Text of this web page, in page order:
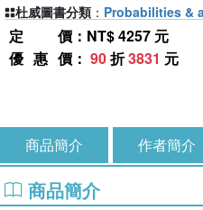
定價 ：NT$ 4257 元
優惠價 ： 90折3831 元
杜威圖書分類 ： Probabilities &
商品簡介 作者簡介
商品簡介